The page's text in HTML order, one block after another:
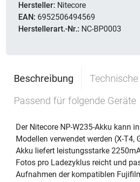
Hersteller: Nitecore
EAN: 6952506494569
Herstellerart.-Nr.: NC-BP0003
Beschreibung
Passend für folgende Geräte
Der Nitecore NP-W235-Akku kann
Modellen verwendet werden (X-T4,
Akku liefert leistungsstarke
Fotos pro Ladezyklus reicht und
Aufnahmen der kompatiblen